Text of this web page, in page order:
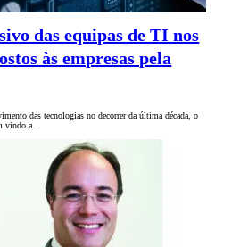
das equipas de TI nos
às empresas pela
das tecnologias no decorrer da última década, o
vindo a…